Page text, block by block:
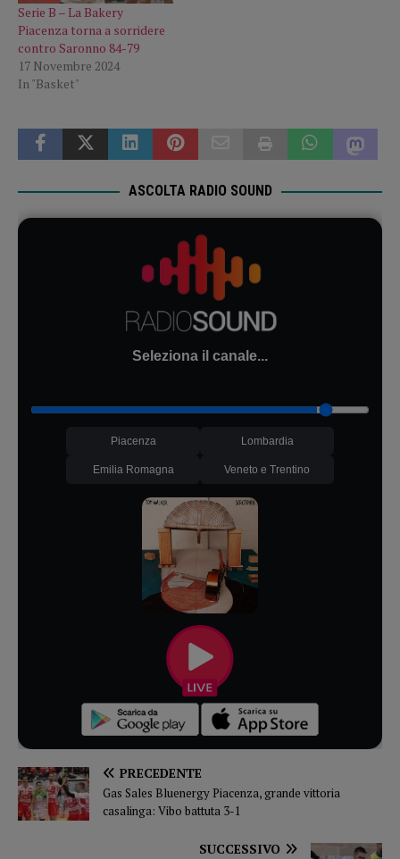
Serie B – La Bakery
Piacenza torna a sorridere
contro Saronno 84-79
17 Novembre 2024
In "Basket"
ASCOLTA RADIO SOUND
Seleziona il canale...
Piacenza Lombardia
Emilia Romagna Veneto e Trentino
PRECEDENTE
Gas Sales Bluenergy Piacenza, grande vittoria
casalinga: Vibo battuta 3-1
SUCCESSIVO